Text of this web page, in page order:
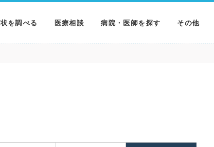
を調べる
る
医療相談 病院・医師を探す
病院を探す
その他
MNニュー